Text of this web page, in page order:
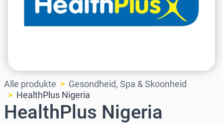
Alle produkte
Gesondheid, Spa & Skoonheid
HealthPlus Nigeria
HealthPlus Nigeria